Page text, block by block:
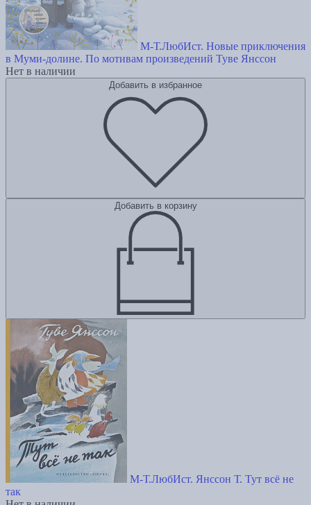
М-Т.ЛюбИст. Новые приключения
в Муми-долине. По мотивам произведений Туве Янссон
Нет в наличии
Добавить в избранное
Добавить в корзину
М-Т.ЛюбИст. Янссон Т. Тут всё не
так